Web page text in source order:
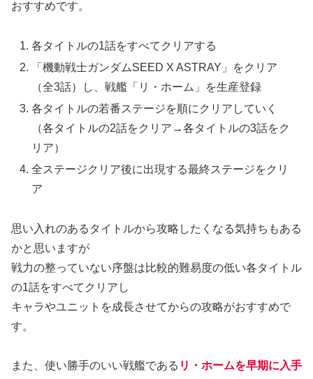
おすすめです。
各タイトルの1話をすべてクリアする
「機動戦士ガンダムSEED X ASTRAY」をクリア
（全3話）し、戦艦「リ・ホーム」を生産登録
各タイトルの若番ステージを順にクリアしていく
（各タイトルの2話をクリア→各タイトルの3話をク
リア）
全ステージクリア後に出現する最終ステージをクリ
ア
思い入れのあるタイトルから攻略したくなる気持ちもある
かと思いますが
戦力の整っていない序盤は比較的難易度の低い各タイトル
の1話をすべてクリアし
キャラやユニットを成長させてからの攻略がおすすめで
す。
また、使い勝手のいい戦艦である リ・ホームを早期に入手